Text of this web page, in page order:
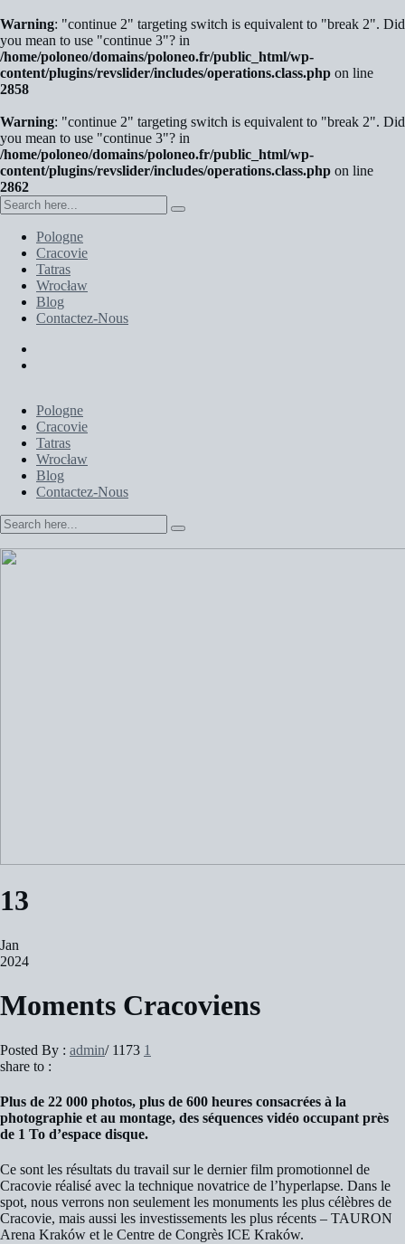
Warning: "continue 2" targeting switch is equivalent to "break 2". Did
you mean to use "continue 3"? in
/home/poloneo/domains/poloneo.fr/public_html/wp-
content/plugins/revslider/includes/operations.class.php on line
2858
Warning: "continue 2" targeting switch is equivalent to "break 2". Did
you mean to use "continue 3"? in
/home/poloneo/domains/poloneo.fr/public_html/wp-
content/plugins/revslider/includes/operations.class.php on line
2862
Pologne
Cracovie
Tatras
Wrocław
Blog
Contactez-Nous
Pologne
Cracovie
Tatras
Wrocław
Blog
Contactez-Nous
13
Jan
2024
Moments Cracoviens
Posted By : admin/ 1173 1
share to :
Plus de 22 000 photos, plus de 600 heures consacrées à la
photographie et au montage, des séquences vidéo occupant près
de 1 To d’espace disque.
Ce sont les résultats du travail sur le dernier film promotionnel de
Cracovie réalisé avec la technique novatrice de l’hyperlapse. Dans le
spot, nous verrons non seulement les monuments les plus célèbres de
Cracovie, mais aussi les investissements les plus récents – TAURON
Arena Kraków et le Centre de Congrès ICE Kraków.